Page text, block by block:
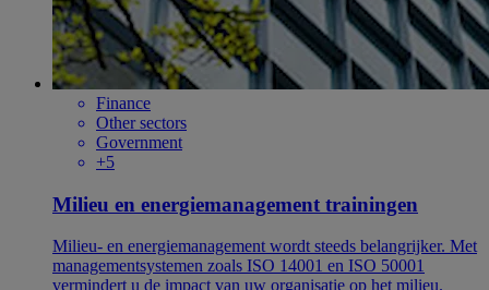
Finance
Other sectors
Government
+5
Milieu en energiemanagement trainingen
Milieu- en energiemanagement wordt steeds belangrijker. Met
managementsystemen zoals ISO 14001 en ISO 50001
vermindert u de impact van uw organisatie op het milieu.